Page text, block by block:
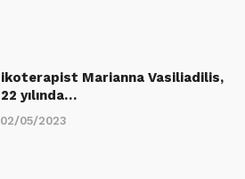
Marianna Vasiliadilis,
yılında…
02/05/2023